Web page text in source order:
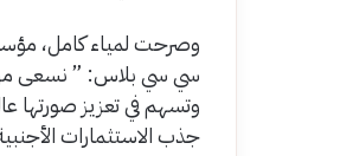
وصرحت لمياء كامل،
سي سي بلاس: ” نسعى من
وتسهم في تعزيز صورتها
جذب الاستثمارات